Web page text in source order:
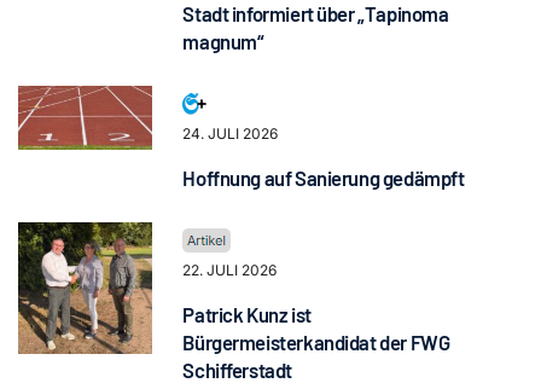
Stadt informiert über „Tapinoma
magnum“
24. JULI 2026
Hoffnung auf Sanierung gedämpft
22. JULI 2026
Patrick Kunz ist
Bürgermeisterkandidat der FWG
Schifferstadt